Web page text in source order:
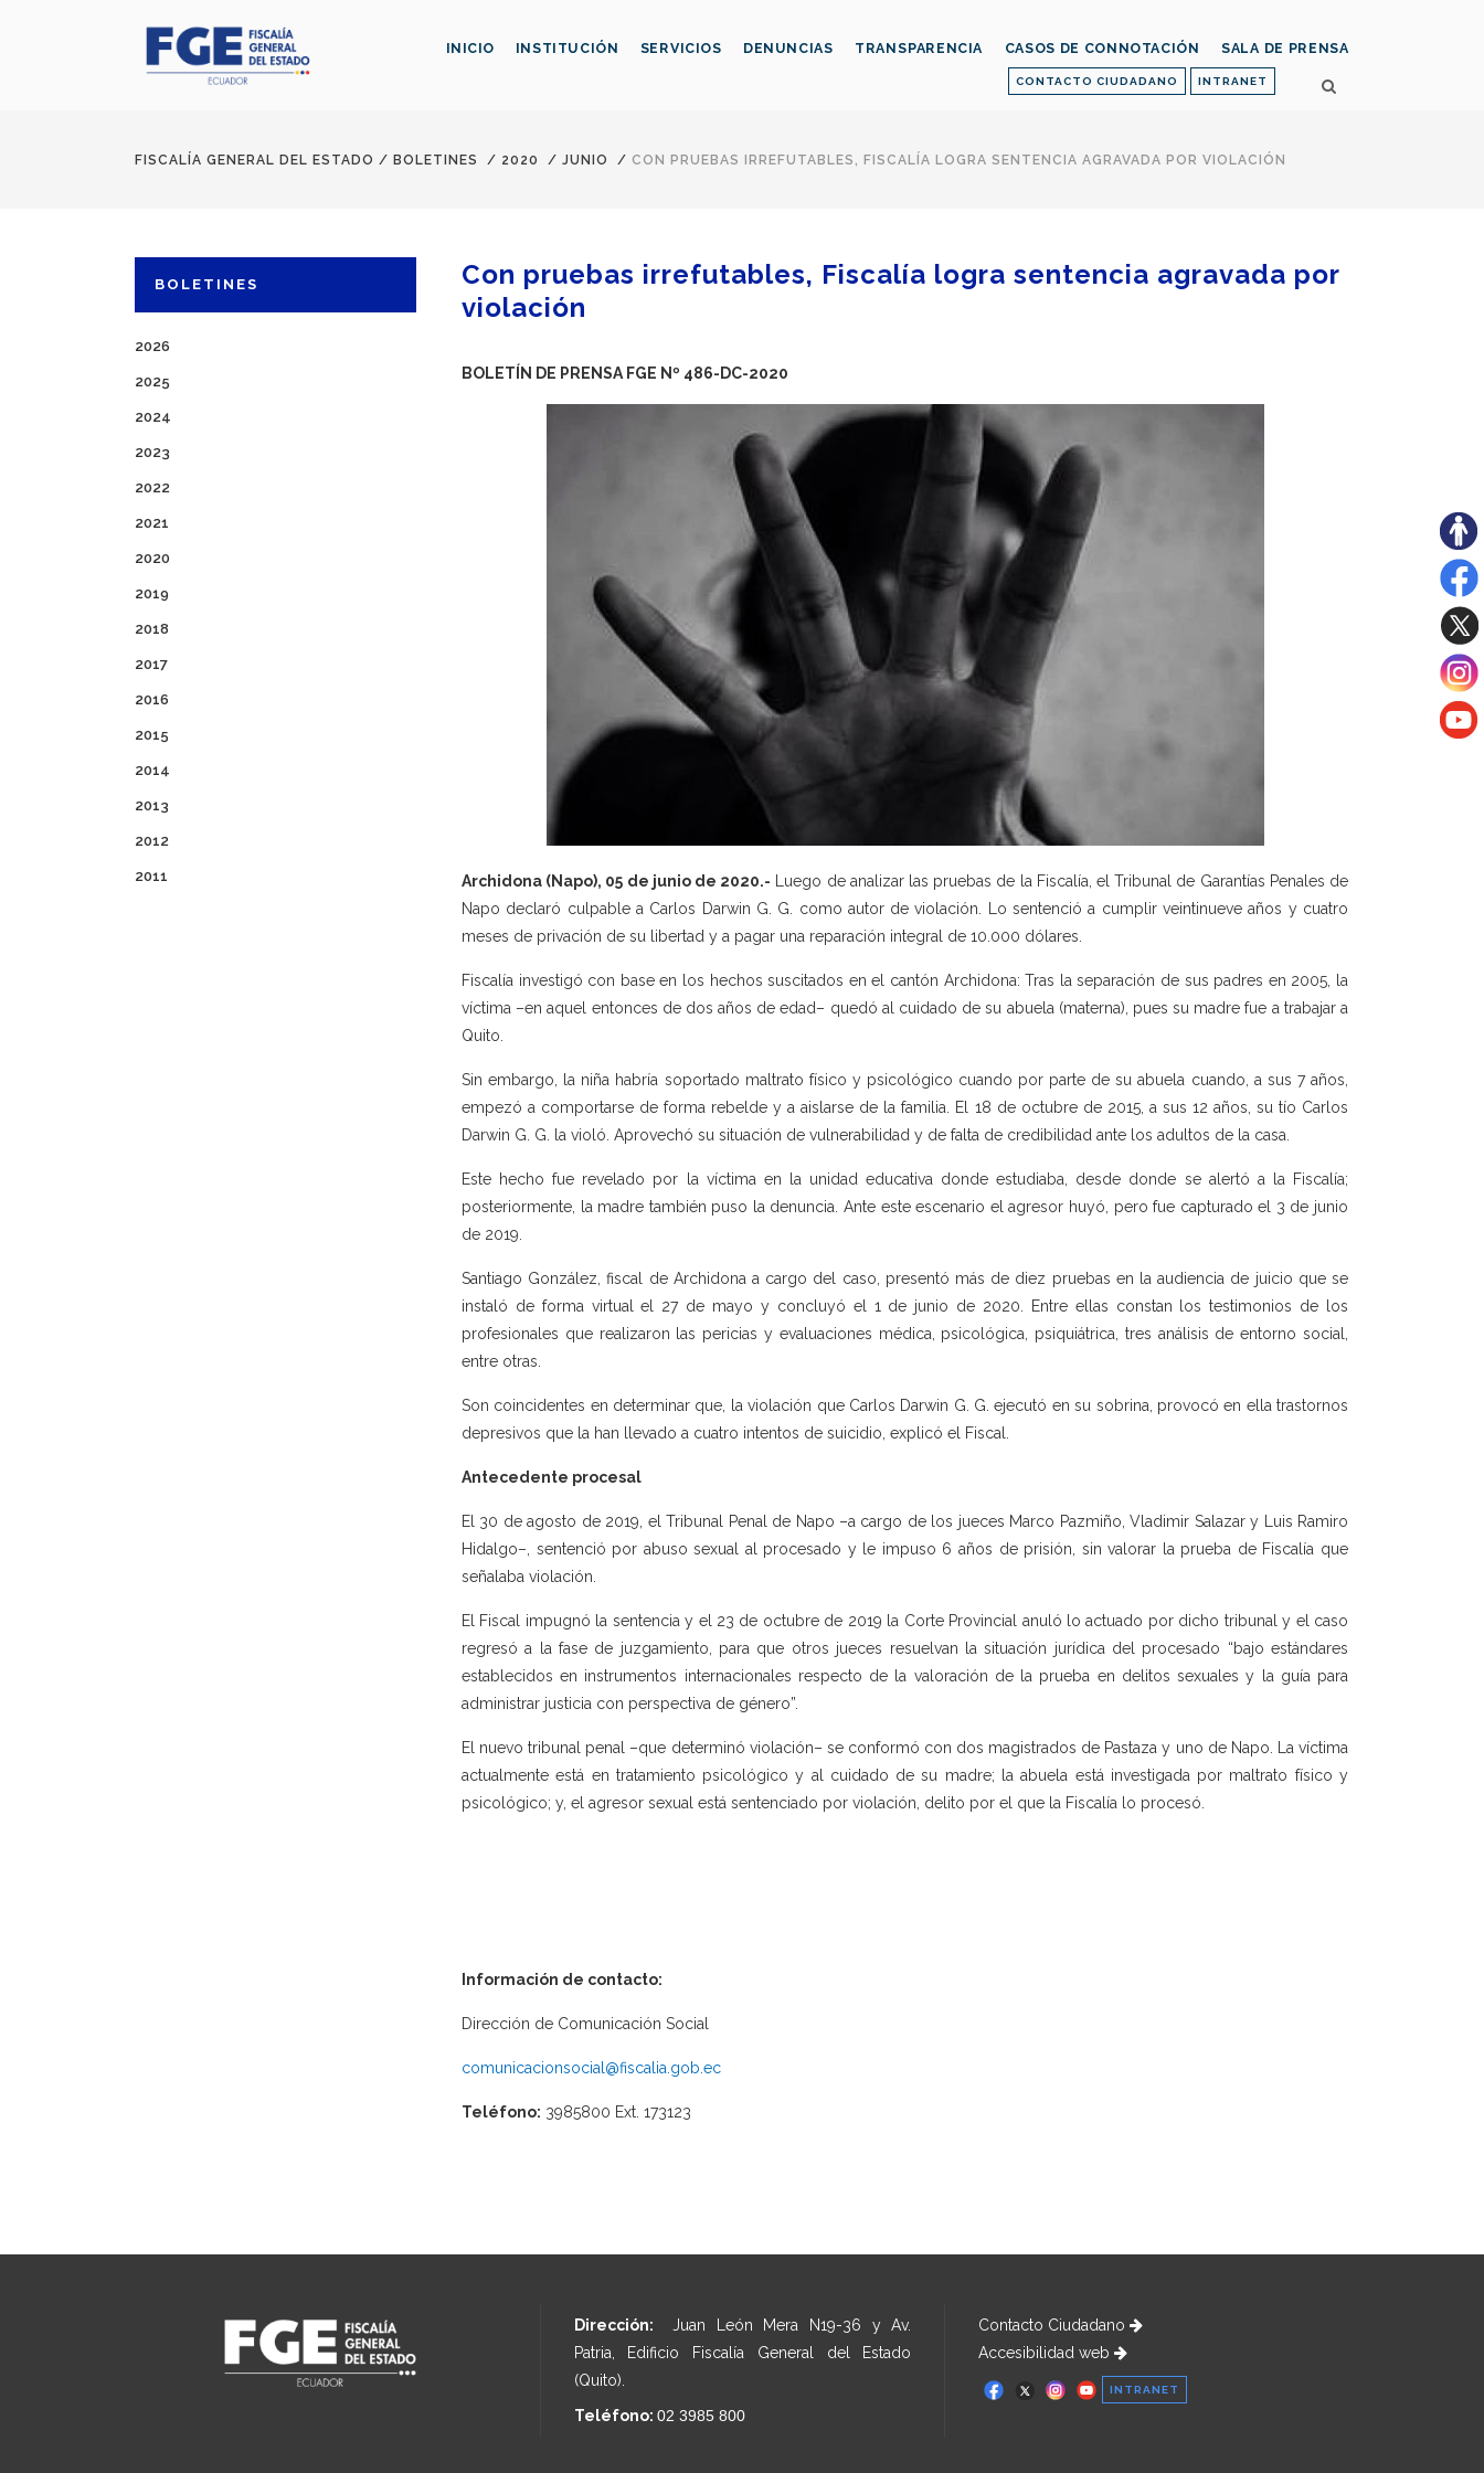
CONTACTO CIUDADANO INTRANET
INICIO INSTITUCIÓN SERVICIOS DENUNCIAS TRANSPARENCIA CASOS DE CONNOTACIÓN SALA DE PRENSA
FISCALÍA GENERAL DEL ESTADO / BOLETINES / 2020 / JUNIO / CON PRUEBAS IRREFUTABLES, FISCALÍA LOGRA SENTENCIA AGRAVADA POR VIOLACIÓN
BOLETINES
2026
2025
2024
2023
2022
2021
2020
2019
2018
2017
2016
2015
2014
2013
2012
2011
Con pruebas irrefutables, Fiscalía logra sentencia agravada por
violación
BOLETÍN DE PRENSA FGE Nº 486-DC-2020
Archidona (Napo), 05 de junio de 2020.- Luego de analizar las pruebas de la Fiscalía, el Tribunal de Garantías Penales de
Napo declaró culpable a Carlos Darwin G. G. como autor de violación. Lo sentenció a cumplir veintinueve años y cuatro
meses de privación de su libertad y a pagar una reparación integral de 10.000 dólares.
Fiscalía investigó con base en los hechos suscitados en el cantón Archidona: Tras la separación de sus padres en 2005, la
víctima –en aquel entonces de dos años de edad– quedó al cuidado de su abuela (materna), pues su madre fue a trabajar a
Quito.
Sin embargo, la niña habría soportado maltrato físico y psicológico cuando por parte de su abuela cuando, a sus 7 años,
empezó a comportarse de forma rebelde y a aislarse de la familia. El 18 de octubre de 2015, a sus 12 años, su tío Carlos
Darwin G. G. la violó. Aprovechó su situación de vulnerabilidad y de falta de credibilidad ante los adultos de la casa.
Este hecho fue revelado por la víctima en la unidad educativa donde estudiaba, desde donde se alertó a la Fiscalía;
posteriormente, la madre también puso la denuncia. Ante este escenario el agresor huyó, pero fue capturado el 3 de junio
de 2019.
Santiago González, fiscal de Archidona a cargo del caso, presentó más de diez pruebas en la audiencia de juicio que se
instaló de forma virtual el 27 de mayo y concluyó el 1 de junio de 2020. Entre ellas constan los testimonios de los
profesionales que realizaron las pericias y evaluaciones médica, psicológica, psiquiátrica, tres análisis de entorno social,
entre otras.
Son coincidentes en determinar que, la violación que Carlos Darwin G. G. ejecutó en su sobrina, provocó en ella trastornos
depresivos que la han llevado a cuatro intentos de suicidio, explicó el Fiscal.
Antecedente procesal
El 30 de agosto de 2019, el Tribunal Penal de Napo –a cargo de los jueces Marco Pazmiño, Vladimir Salazar y Luis Ramiro
Hidalgo–, sentenció por abuso sexual al procesado y le impuso 6 años de prisión, sin valorar la prueba de Fiscalía que
señalaba violación.
El Fiscal impugnó la sentencia y el 23 de octubre de 2019 la Corte Provincial anuló lo actuado por dicho tribunal y el caso
regresó a la fase de juzgamiento, para que otros jueces resuelvan la situación jurídica del procesado “bajo estándares
establecidos en instrumentos internacionales respecto de la valoración de la prueba en delitos sexuales y la guía para
administrar justicia con perspectiva de género”.
El nuevo tribunal penal –que determinó violación– se conformó con dos magistrados de Pastaza y uno de Napo. La víctima
actualmente está en tratamiento psicológico y al cuidado de su madre; la abuela está investigada por maltrato físico y
psicológico; y, el agresor sexual está sentenciado por violación, delito por el que la Fiscalía lo procesó.
Información de contacto:
Dirección de Comunicación Social
comunicacionsocial@fiscalia.gob.ec
Teléfono: 3985800 Ext. 173123
Dirección: Juan León Mera N19-36 y Av.
Patria, Edificio Fiscalía General del Estado
(Quito).
Teléfono: 02 3985 800
Contacto Ciudadano
Accesibilidad web
INTRANET